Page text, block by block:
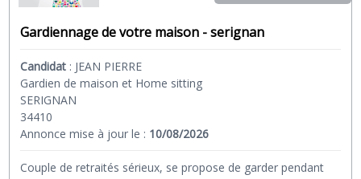
Gardiennage de votre maison - serignan
Candidat : JEAN PIERRE
Gardien de maison et Home sitting
SERIGNAN
34410
Annonce mise à jour le : 10/08/2026
Couple de retraités sérieux, se propose de garder pendant